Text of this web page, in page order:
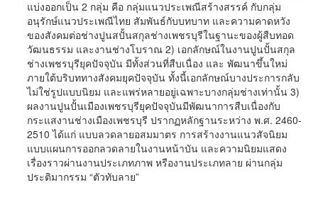
แบ่งออกเป็น 2 กลุ่ม คือ กลุ่มแนวประเพณีสร้างสรรค์ กับกลุ่ม
อนุรักษ์แนวประเพณีไทย สัมพันธ์กับบทบาท และความคาดหวัง
ของสังคมต่อช่างปูนสปั้นสกุลช่างเพชรบุรีในฐานะของผู้สืบทอด
วัฒนธรรม และงานช่างโบราณ 2) เอกลักษณ์ในงานปูนปั้นสกุล
ช่างเพชรบุรียุคปัจจุบัน มีทั้งส่วนที่สืบเนื่อง และ พัฒนาขึ้นใหม่
ภายใต้บริบททางสังคมยุคปัจจุบัน ทั้งนี้เอกลักษณ์บางประการกลับ
ไม่ใช่รูปแบบนิยม และแพร่หลายอยู่เฉพาะบางกลุ่มช่างเท่านั้น 3)
ผลงานปูนปั้นเมืองเพชรบุรียุคปัจจุบันมีพัฒนาการสืบเนื่องกับ
กระแสงานช่างเมืองเพชรบุรี ปรากฏหลักฐานระหว่าง พ.ศ. 2460-
2510 ได้แก่ แบบลวดลายอสมมาตร การสร้างงานแนวสัจนิยม
แบบแผนการออกลวดลายในงานหน้าบัน และความนิยมแสดง
เรื่องราวผ่านงานประเภทภาพ หรืองานประเภทลาย ผ่านกลุ่ม
ประติมากรรม “ตัวทับลาย”